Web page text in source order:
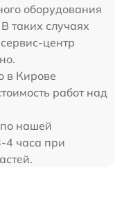
оборудования
таких случаях
центр
в Кирове
работ над
нашей
4 часа при